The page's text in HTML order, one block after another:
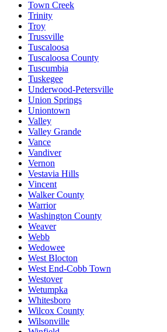
Town Creek
Trinity
Troy
Trussville
Tuscaloosa
Tuscaloosa County
Tuscumbia
Tuskegee
Underwood-Petersville
Union Springs
Uniontown
Valley
Valley Grande
Vance
Vandiver
Vernon
Vestavia Hills
Vincent
Walker County
Warrior
Washington County
Weaver
Webb
Wedowee
West Blocton
West End-Cobb Town
Westover
Wetumpka
Whitesboro
Wilcox County
Wilsonville